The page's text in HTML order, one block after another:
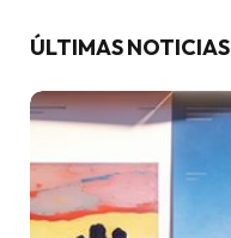
ÚLTIMAS NOTICIAS